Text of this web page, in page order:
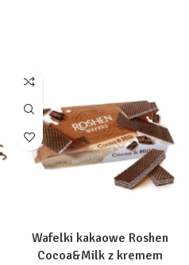
Wafelki kakaowe Roshen
Cocoa&Milk z kremem